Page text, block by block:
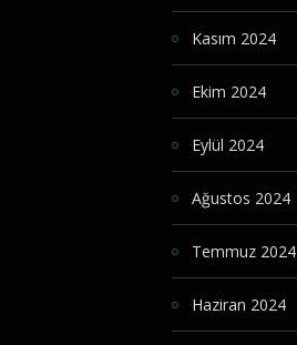
Kasım 2024
Ekim 2024
Eylül 2024
Ağustos 2024
Temmuz 2024
Haziran 2024